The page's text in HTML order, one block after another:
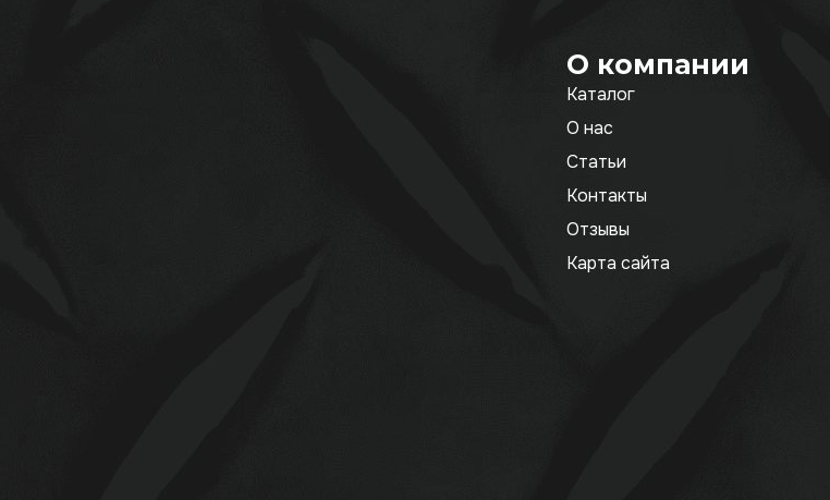
О компании
Каталог
О нас
Статьи
Контакты
Отзывы
Карта сайта